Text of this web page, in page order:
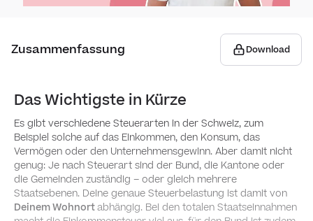
Wie
der
Zusammenfassung Download
Das Wichtigste in Kürze
Es gibt verschiedene Steuerarten in der Schweiz, zum
Beispiel solche auf das Einkommen, den Konsum, das
Vermögen oder den Unternehmensgewinn. Aber damit nicht
genug: Je nach Steuerart sind der Bund, die Kantone oder
die Gemeinden zuständig – oder gleich mehrere
Staatsebenen. Deine genaue Steuerbelastung ist damit von
Deinem Wohnortabhängig. Bei den totalen Staatseinnahmen